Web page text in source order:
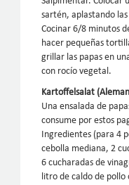
sartén, aplastando
Cocinar 6/8 minutos
hacer pequeñas
grillar las papas en
con rocío vegetal.
Kartoffelsalat
Una ensalada de
consume por estos
Ingredientes (para 4
cebolla mediana, 2
6 cucharadas de
litro de caldo de pollo